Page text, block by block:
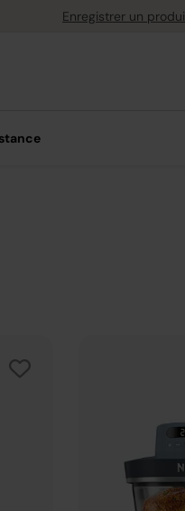
40 € d'achatEnregistrer un